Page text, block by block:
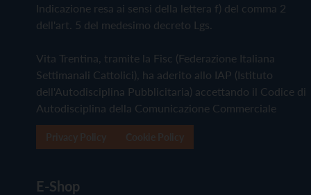
Indicazione resa ai sensi della lettera f) del comma 2
dell'art. 5 del medesimo decreto Lgs.
Vita Trentina, tramite la Fisc (Federazione Italiana
Settimanali Cattolici), ha aderito allo IAP (Istituto
dell'Autodisciplina Pubblicitaria) accettando il Codice di
Autodisciplina della Comunicazione Commerciale
E-Shop